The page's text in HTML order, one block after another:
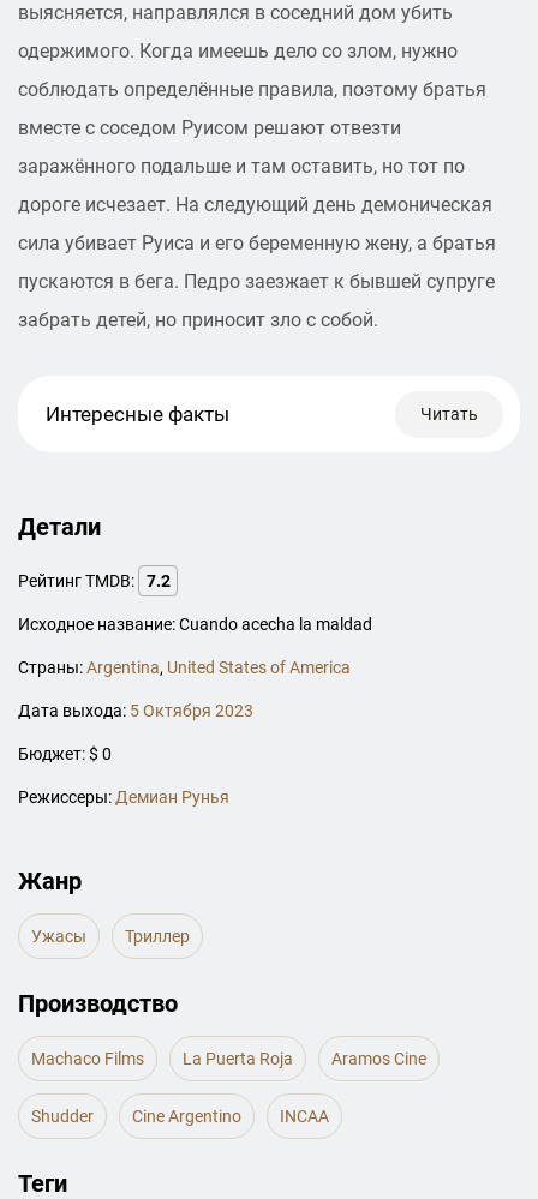
выясняется, направлялся в соседний дом убить
одержимого. Когда имеешь дело со злом, нужно
соблюдать определённые правила, поэтому братья
вместе с соседом Руисом решают отвезти
заражённого подальше и там оставить, но тот по
дороге исчезает. На следующий день демоническая
сила убивает Руиса и его беременную жену, а братья
пускаются в бега. Педро заезжает к бывшей супруге
забрать детей, но приносит зло с собой.
Интересные факты Читать
Детали
Рейтинг TMDB: 7.2
Исходное название: Cuando acecha la maldad
Страны:Argentina, United States of America
Дата выхода: 5 Октября 2023
Бюджет: $ 0
Режиссеры: Демиан Рунья
Жанр
Ужасы Триллер
Производство
Machaco Films La Puerta Roja Aramos Cine
Shudder Cine Argentino INCAA
Теги